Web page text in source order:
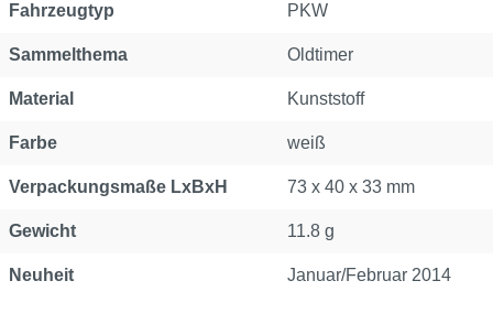
Fahrzeugtyp PKW
Sammelthema Oldtimer
Material Kunststoff
Farbe weiß
Verpackungsmaße LxBxH 73 x 40 x 33 mm
Gewicht 11.8 g
Neuheit Januar/Februar 2014